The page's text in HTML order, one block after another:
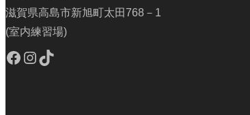
滋賀県高島市新旭町太田768－1
(室内練習場)
Facebook Instagram TikTok